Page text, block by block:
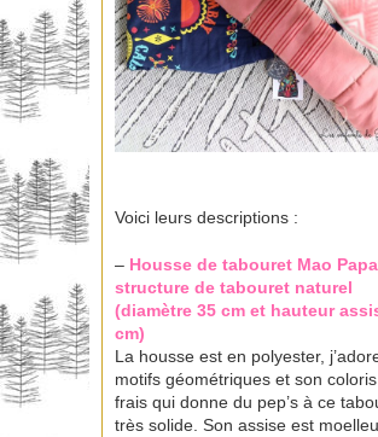
Voici leurs descriptions :
– Housse de tabouret Mao
structure de tabouret naturel
(diamètre 35 cm et hauteur
cm)
La housse est en polyester,
motifs géométriques et son
frais qui donne du pep’s à ce
très solide. Son assise est